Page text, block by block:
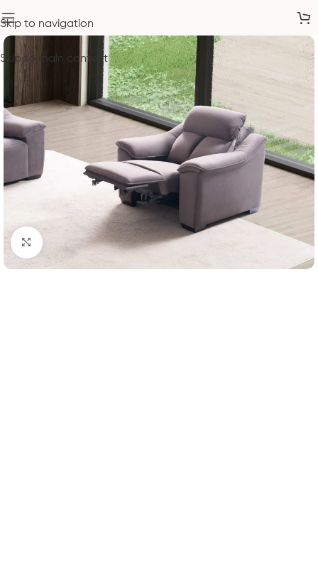
Skip to navigation
Skip to main content
Click to enlarge